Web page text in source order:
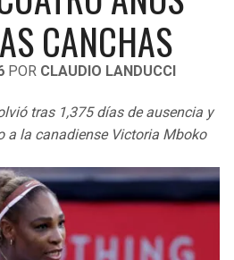
CANCHAS
POR CLAUDIO LANDUCCI
tras 1,375 días de ausencia y
a la canadiense Victoria Mboko